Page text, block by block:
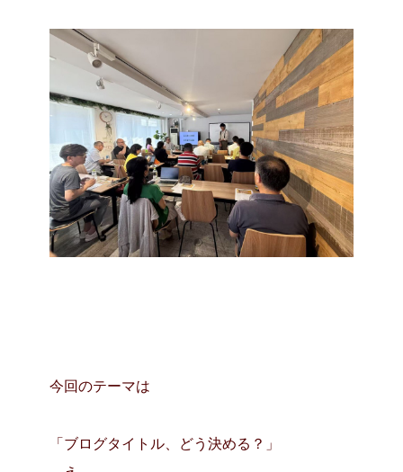
今回のテーマは
「ブログタイトル、どう決める？」